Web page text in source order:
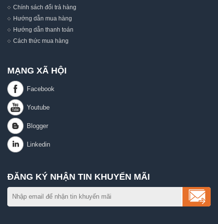
Chính sách đổi trả hàng
Hướng dẫn mua hàng
Hướng dẫn thanh toán
Cách thức mua hàng
MẠNG XÃ HỘI
ĐĂNG KÝ NHẬN TIN KHUYẾN MÃI